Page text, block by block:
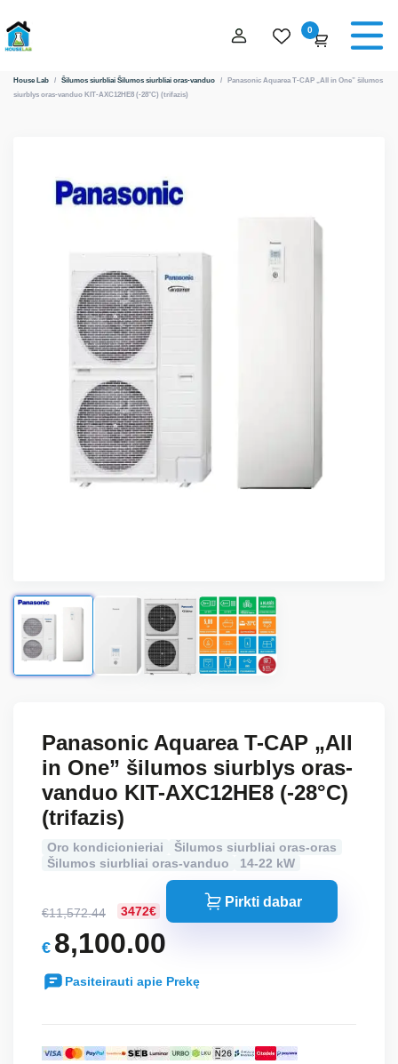
0
House Lab / Šilumos siurbliai Šilumos siurbliai oras-vanduo / Panasonic Aquarea T-CAP „All in One” šilumos
siurblys oras-vanduo KIT-AXC12HE8 (-28°C) (trifazis)
Panasonic Aquarea T-CAP „All
in One” šilumos siurblys oras-
vanduo KIT-AXC12HE8 (-28°C)
(trifazis)
Oro kondicionieriai
Šilumos siurbliai oras-oras
Šilumos siurbliai oras-vanduo
14-22 kW
3472€
€11,572.44
Original
price
was:
€ 8,100.00
Current
price
€8,100.00.
Pirkti dabar
Pasiteirauti apie Prekę